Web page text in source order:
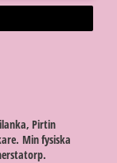
Pirtin
Min fysiska